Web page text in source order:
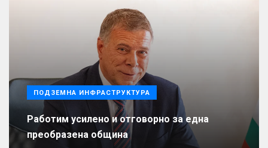
ПОДЗЕМНА ИНФРАСТРУКТУРА
Работим усилено и отговорно за една
преобразена община